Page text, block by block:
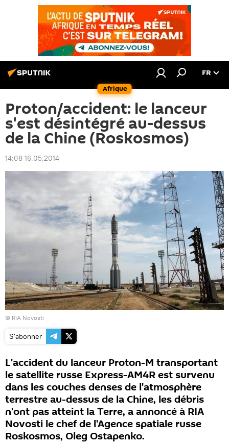
Afrique
FR
Proton/accident: le lanceur
s'est désintégré au-dessus
de la Chine (Roskosmos)
14:08 16.05.2014
© RIA Novosti
S'abonner
L'accident du lanceur Proton-M transportant
le satellite russe Express-AM4R est survenu
dans les couches denses de l'atmosphère
terrestre au-dessus de la Chine, les débris
n'ont pas atteint la Terre, a annoncé à RIA
Novosti le chef de l'Agence spatiale russe
Roskosmos, Oleg Ostapenko.